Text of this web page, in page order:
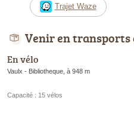
Trajet Waze
Venir en transports
En vélo
Vaulx - Bibliotheque, à 948 m
Capacité : 15 vélos